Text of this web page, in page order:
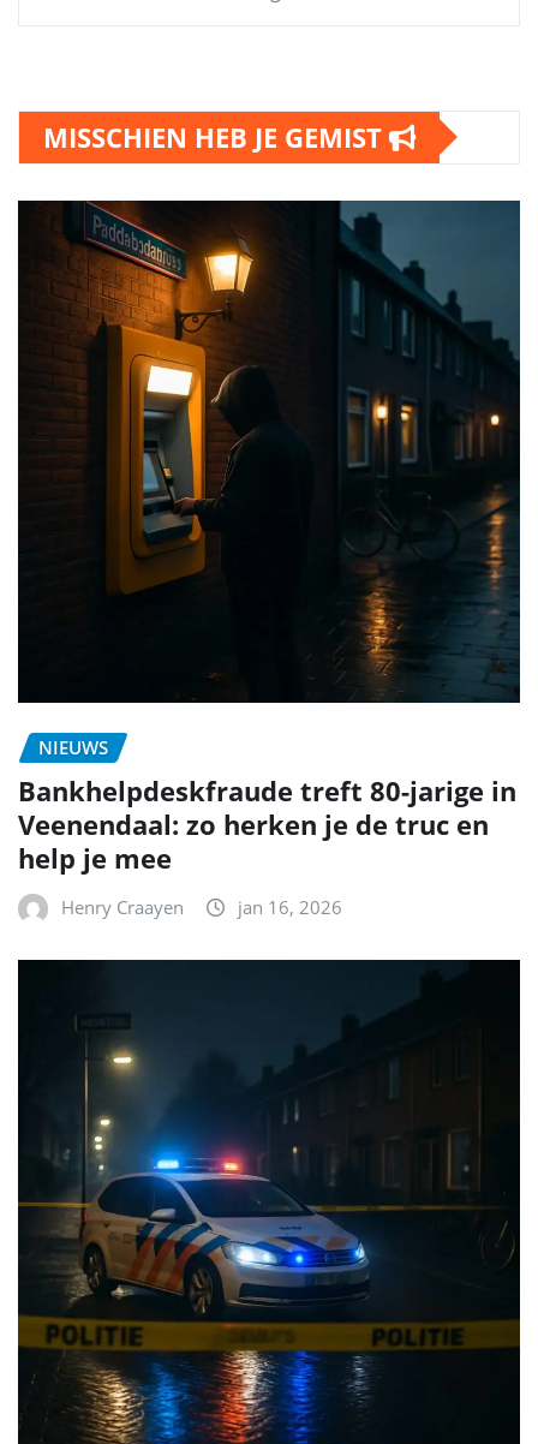
MISSCHIEN HEB JE GEMIST
NIEUWS
Bankhelpdeskfraude treft 80-jarige in
Veenendaal: zo herken je de truc en
help je mee
Henry Craayen jan 16, 2026